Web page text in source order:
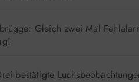
Gleich zwei Mal
bestätigte